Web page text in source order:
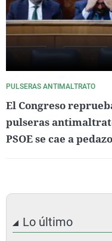
PULSERAS ANTIMALTRATO
El Congreso
pulseras
PSOE se cae a
Lo último